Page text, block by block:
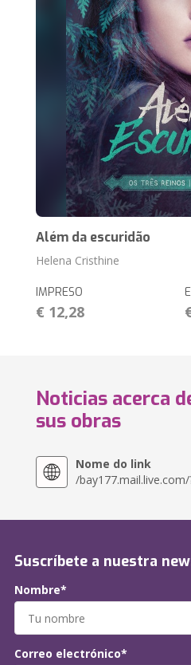
Além da escuridão
Helena Cristhine
IMPRESO
€ 12,28
Noticias acerca
sus obras
Nome do link
/bay177.mail.live.com/
Suscríbete a nuestra
Nombre*
Correo electrónico*